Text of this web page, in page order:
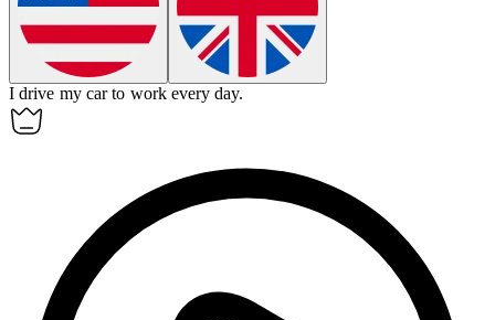
I drive my car to work every day.